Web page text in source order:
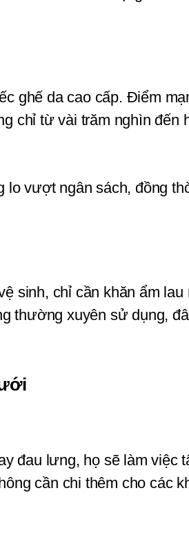
ghế da cao cấp. Điểm
chỉ từ vài trăm nghìn đến
vượt ngân sách, đồng
sinh, chỉ cần khăn ẩm lau
thường xuyên sử dụng,
đau lưng, họ sẽ làm việc
cần chi thêm cho các